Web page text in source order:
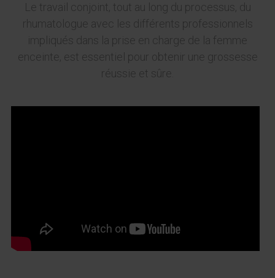
Le travail conjoint, tout au long du processus, du
rhumatologue avec les différents professionnels
impliqués dans la prise en charge de la femme
enceinte, est essentiel pour obtenir une grossesse
réussie et sûre.